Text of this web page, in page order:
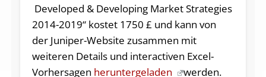
Developed & Developing Market Strategies
2014-2019“ kostet 1750 £ und kann von
der Juniper-Website zusammen mit
weiteren Details und interactiven Excel-
Vorhersagen heruntergeladen werden.